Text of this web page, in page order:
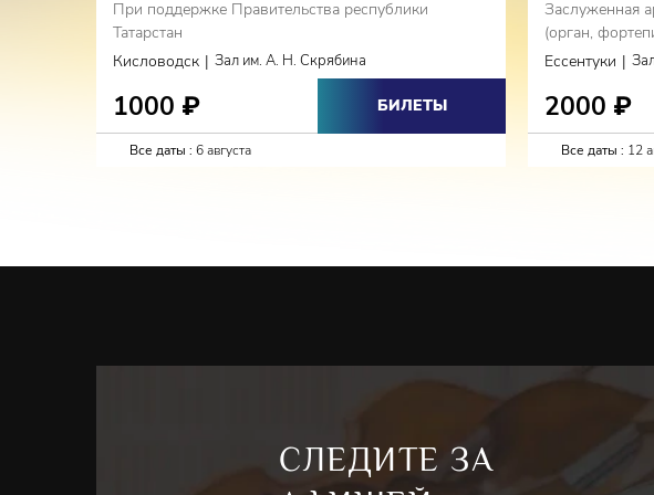
При поддержке Правительства республики
Татарстан
Кисловодск | Зал им. А. Н. Скрябина
1000 ₽ БИЛЕТЫ
Все даты : 6 августа
Заслуженная
(орган,
Ессентуки |
2000 ₽
Все даты : 12
СЛЕДИТЕ ЗА